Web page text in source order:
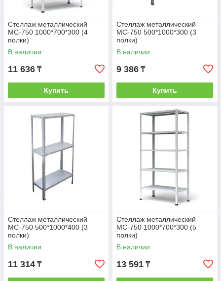
Стеллаж металлический
МС-750 1000*700*300 (4
полки)
В наличии
11 636 ₸
Купить
Стеллаж металлический
МС-750 500*1000*300 (3
полки)
В наличии
9 386 ₸
Купить
Стеллаж металлический
МС-750 500*1000*400 (3
полки)
В наличии
11 314 ₸
Стеллаж металлический
МС-750 1000*700*300 (5
полки)
В наличии
13 591 ₸